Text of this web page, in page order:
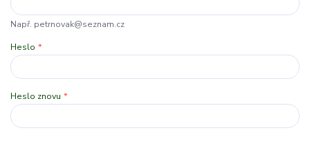
Např. petrnovak@seznam.cz
Heslo *
Heslo znovu *